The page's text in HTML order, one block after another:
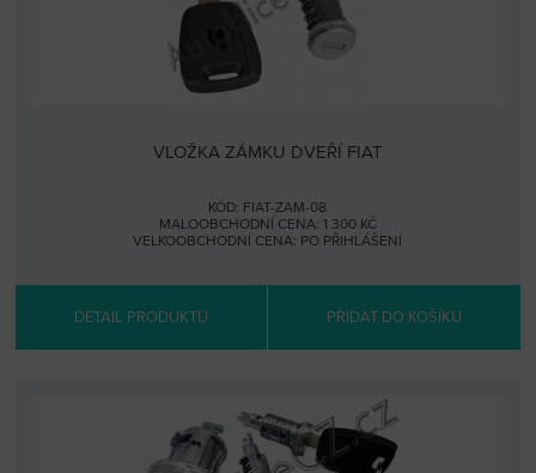
VLOŽKA ZÁMKU DVEŘÍ FIAT
KÓD: FIAT-ZAM-08
MALOOBCHODNÍ CENA: 1 300 KČ
VELKOOBCHODNÍ CENA: PO PŘIHLÁŠENÍ
DETAIL PRODUKTU PŘIDAT DO KOŠÍKU